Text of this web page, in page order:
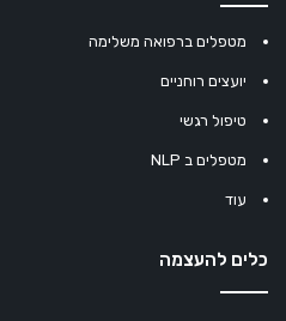
מטפלים ברפואה משלימה
יועצים רוחניים
טיפול רגשי
מטפלים ב NLP
עוד
כלים להעצמה